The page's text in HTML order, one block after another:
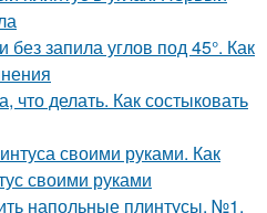
запила углов под 45°. Как
что делать. Как состыковать
своими руками. Как
своими руками
напольные плинтусы. №1.